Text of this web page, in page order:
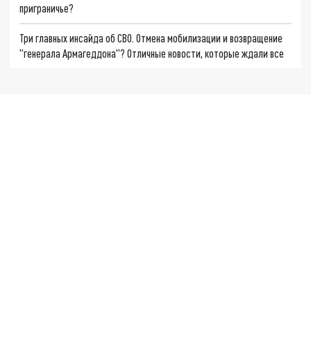
приграничье?
Три главных инсайда об СВО. Отмена мобилизации и возвращение
"генерала Армагеддона"? Отличные новости, которые ждали все